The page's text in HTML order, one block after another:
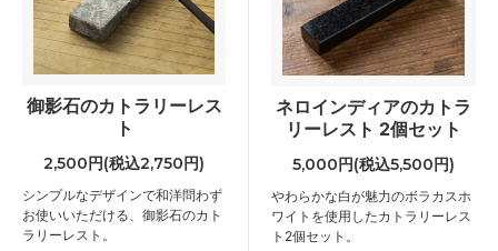
御影石のカトラリーレス
ト
2,500円(税込2,750円)
シンプルなデザインで和洋問わず
お使いいただける、御影石のカト
ラリーレスト。
ネロインディアのカトラ
リーレスト 2個セット
5,000円(税込5,500円)
やわらかな白が魅力のボラカスホ
ワイトを使用したカトラリーレス
ト2個セット。